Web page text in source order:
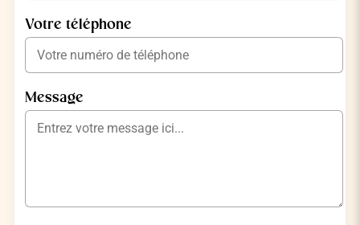
Votre téléphone
Message